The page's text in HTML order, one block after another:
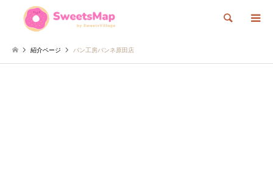
検索
紹介ページ パン工房パンネ原田店